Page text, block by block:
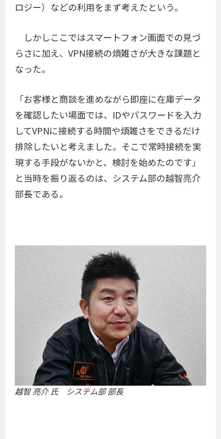
ロジー）などの利用をまず考えたという。
しかしここではスマートフォン画面での見づ
らさに加え、VPN接続の煩雑さが大きな課題と
なった。
「お客様と商談を進めながら即座に在庫データ
を確認したい場面では、IDやパスワードを入力
してVPNに接続する時間や煩雑さをできるだけ
排除したいと考えました。そこで常時接続を実
現する手段がないかと、検討を始めたのです」
と当時を振り返るのは、システム部の越智亮介
部長である。
越智 亮介 氏 システム部 部長